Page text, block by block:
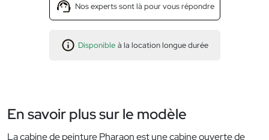
Nos experts sont là pour vous répondre
Disponible à la location longue durée
En savoir plus sur le modèle
La cabine de peinture Pharaon est une cabine ouverte de